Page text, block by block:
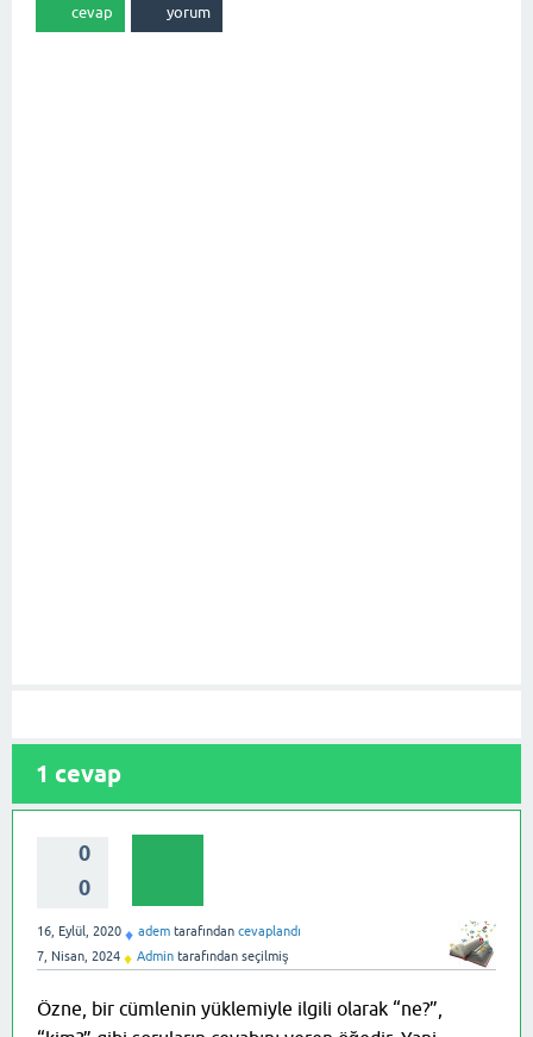
1 cevap
0
0
16, Eylül, 2020 ♦ adem tarafından cevaplandı
7, Nisan, 2024 ♦ Admin tarafından seçilmiş
Özne, bir cümlenin yüklemiyle ilgili olarak “ne?”,